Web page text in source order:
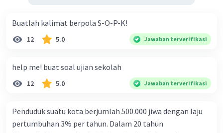
Buatlah kalimat berpola S-O-P-K!
12 5.0 Jawaban terverifikasi
help me! buat soal ujian sekolah
12 5.0 Jawaban terverifikasi
Penduduk suatu kota berjumlah 500.000 jiwa dengan laju
pertumbuhan 3% per tahun. Dalam 20 tahun